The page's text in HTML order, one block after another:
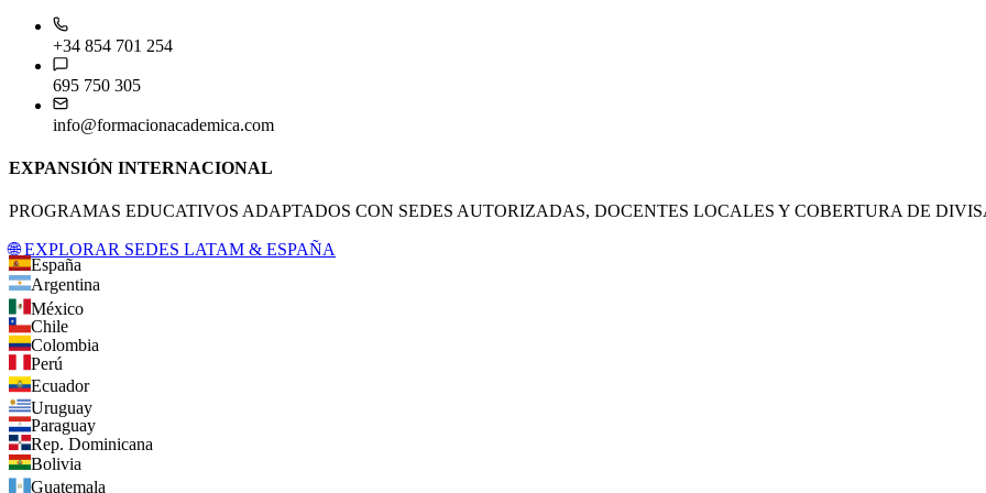
+34 854 701 254
695 750 305
info@formacionacademica.com
EXPANSIÓN INTERNACIONAL
PROGRAMAS EDUCATIVOS ADAPTADOS CON SEDES AUTORIZADAS, DOCENTES LOCALES Y COBERTURA DE
🌐 EXPLORAR SEDES LATAM & ESPAÑA
España
Argentina
México
Chile
Colombia
Perú
Ecuador
Uruguay
Paraguay
Rep. Dominicana
Bolivia
Guatemala